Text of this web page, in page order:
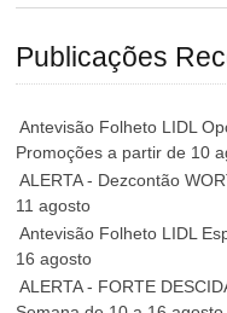
Publicações
Antevisão Folheto LIDL
Promoções a partir de 10
ALERTA - Dezcontão
11 agosto
Antevisão Folheto LIDL
16 agosto
ALERTA - FORTE